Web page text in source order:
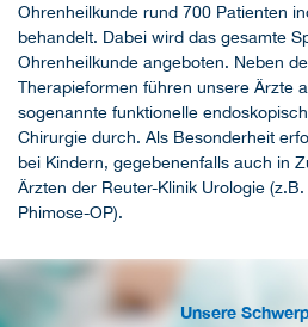
Ohrenheilkunde rund 700 Patienten
behandelt. Dabei wird das gesamte
Ohrenheilkunde angeboten. Neben
Therapieformen führen unsere Ärzte
sogenannte funktionelle
Chirurgie durch. Als Besonderheit
bei Kindern, gegebenenfalls auch in
Ärzten der Reuter-Klinik Urologie
Phimose-OP).
Unsere